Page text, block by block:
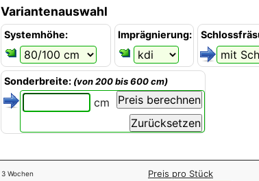
Variantenauswahl
Systemhöhe: Imprägnierung:
Sonderbreite: (von 200 bis 600 cm)
cm
Wochen Preis pro Stück